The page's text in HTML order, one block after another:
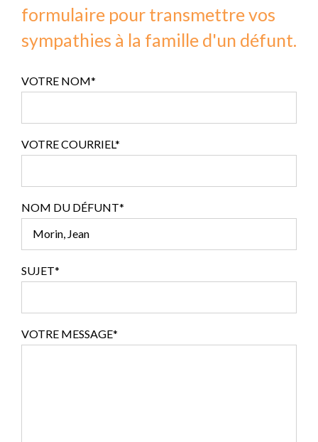
formulaire pour transmettre vos
sympathies à la famille d'un défunt.
VOTRE NOM*
VOTRE COURRIEL*
NOM DU DÉFUNT*
SUJET*
VOTRE MESSAGE*